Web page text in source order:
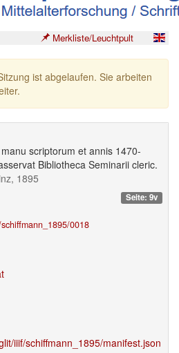
Merkliste/Leuchtpult
ist abgelaufen. Sie arbeiten
scriptorum et annis 1470-
Bibliotheca Seminarii cleric.
1895
Seite: 9v
0018
iiif/schiffmann_1895/manifest.json